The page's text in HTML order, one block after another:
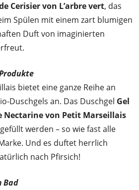
Cerisier von L’arbre vert, das
Spülen mit einem zart blumigen
Duft von imaginierten
bietet eine ganze Reihe an
Duschgels an. Das Duschgel Gel
Nectarine von Petit Marseillais
werden – so wie fast alle
Und es duftet herrlich
nach Pfirsich!
Bad